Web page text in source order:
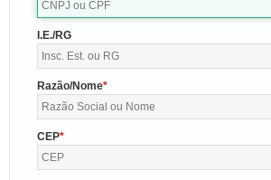
I.E./RG
Razão/Nome
CEP